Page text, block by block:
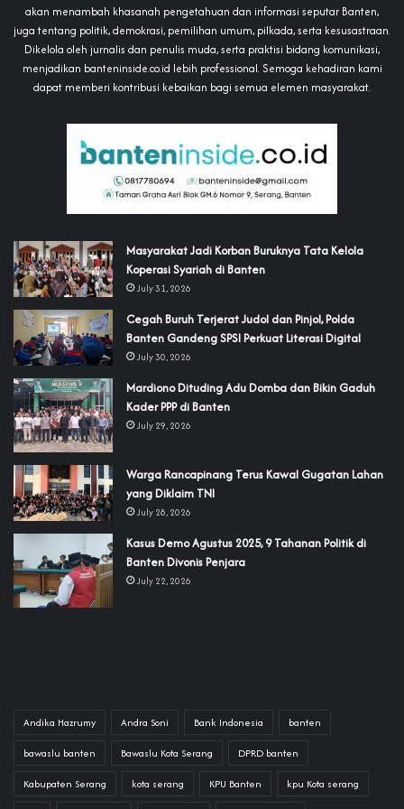
akan menambah khasanah pengetahuan dan informasi seputar Banten,
juga tentang politik, demokrasi, pemilihan umum, pilkada, serta kesusastraan.
Dikelola oleh jurnalis dan penulis muda, serta praktisi bidang komunikasi,
menjadikan banteninside.co.id lebih professional. Semoga kehadiran kami
dapat memberi kontribusi kebaikan bagi semua elemen masyarakat.
‎Masyarakat Jadi Korban Buruknya Tata Kelola
Koperasi Syariah di Banten
July 31, 2026
Cegah Buruh Terjerat Judol dan Pinjol, Polda
Banten Gandeng SPSI Perkuat Literasi Digital
July 30, 2026
‎Mardiono Dituding Adu Domba dan Bikin Gaduh
Kader PPP di Banten
July 29, 2026
‎Warga Rancapinang Terus Kawal Gugatan Lahan
yang Diklaim TNI‎‎
July 28, 2026
‎Kasus Demo Agustus 2025, 9 Tahanan Politik di
Banten Divonis Penjara
July 22, 2026
Andika Hazrumy Andra Soni Bank Indonesia banten
bawaslu banten Bawaslu Kota Serang DPRD banten
Kabupaten Serang kota serang KPU Banten kpu Kota serang